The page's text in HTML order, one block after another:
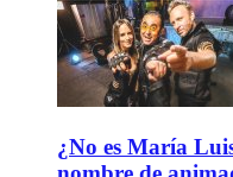
¿No es María